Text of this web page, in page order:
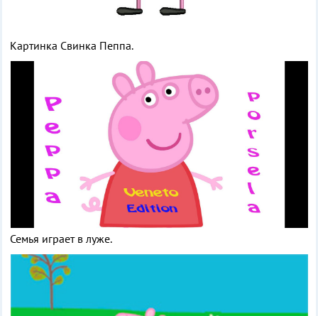
Картинка Свинка Пеппа.
Семья играет в луже.